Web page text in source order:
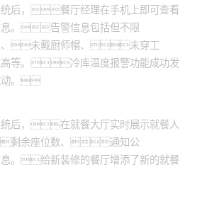
统后，餐厅经理在手机上即可查看
息。告警信息包括但不限
未戴厨师帽、未穿工
等。冷库温度报警功能成功发
动。
统后，在就餐大厅实时展示就餐人
剩余座位数、通知公
给新装修的餐厅增添了新的就餐